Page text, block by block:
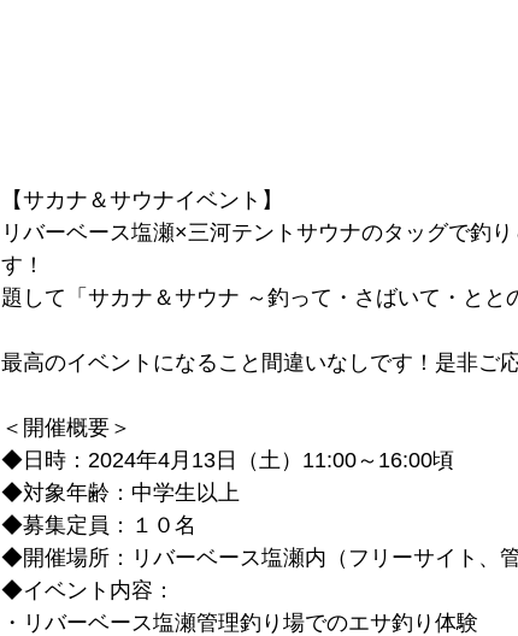
【サカナ＆サウナイベント】
リバーベース塩瀬×三河テントサウナのタッグで釣
す！
題して「サカナ＆サウナ ～釣って・さばいて・とと
最高のイベントになること間違いなしです！是非ご
＜開催概要＞
◆日時：2024年4月13日（土）11:00～16:00頃
◆対象年齢：中学生以上
◆募集定員：１０名
◆開催場所：リバーベース塩瀬内（フリーサイト、管
◆イベント内容：
・リバーベース塩瀬管理釣り場でのエサ釣り体験